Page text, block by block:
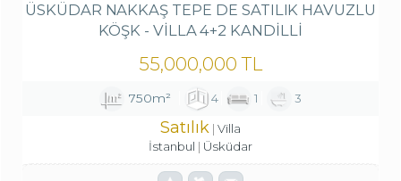
ÜSKÜDAR NAKKAŞ TEPE DE SATILIK HAVUZLU
KÖŞK - VILLA 4+2 KANDILLI
55,000,000 TL
750m² 4 1 3
Satılık Villa
İstanbul
Üsküdar